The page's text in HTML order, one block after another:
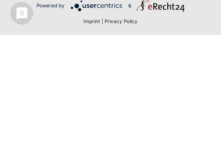
Powered by &
Imprint Privacy Policy